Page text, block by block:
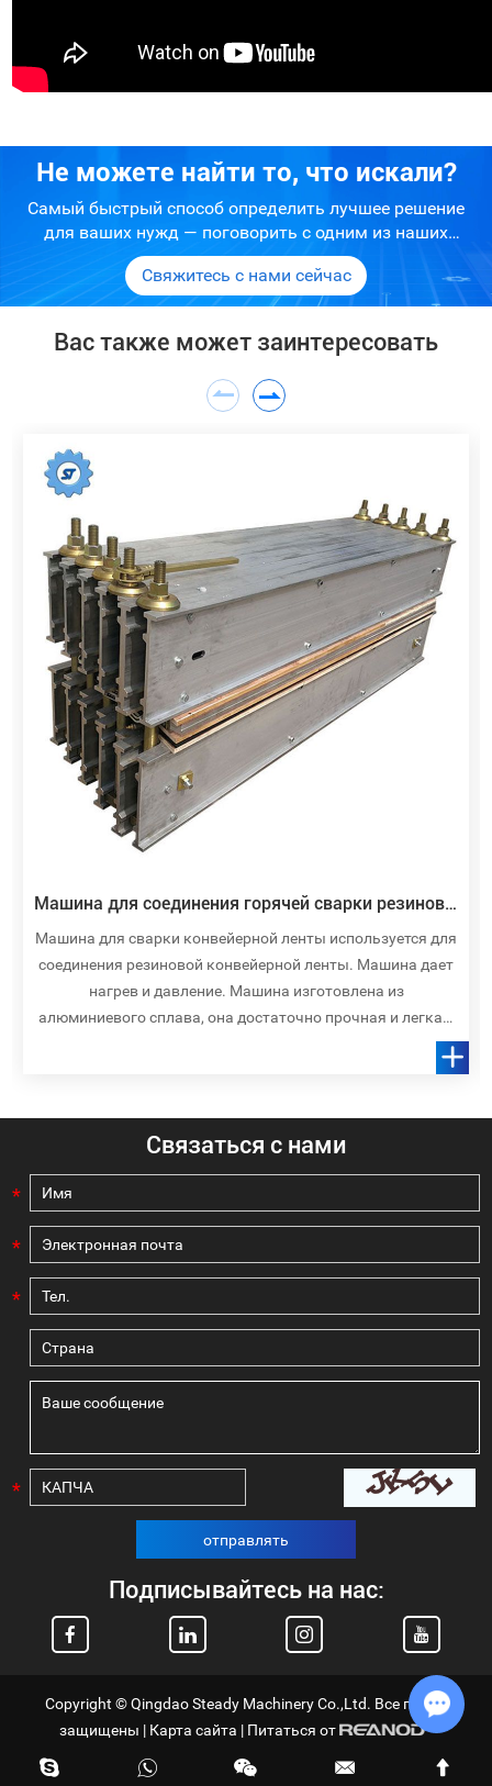
Не можете найти то, что искали?
Самый быстрый способ определить лучшее решение
для ваших нужд — поговорить с одним из наших
экспертов. Мы сможем быстро сузить ваши варианты и
предоставить вам объективный совет о том, что лучше
для вас.
Свяжитесь с нами сейчас
Вас также может заинтересовать
Машина для соединения горячей сварки резиновой конвейерной ленты
Машина для сварки конвейерной ленты используется для
соединения резиновой конвейерной ленты. Машина дает
нагрев и давление. Машина изготовлена ​​из
алюминиевого сплава, она достаточно прочная и легкая,
проста в обслуживании и имеет длительный срок службы
Связаться с нами
*
*
*
*
отправлять
Подписывайтесь на нас:
Copyright © Qingdao Steady Machinery Co.,Ltd. Все права
защищены | Карта сайта | Питаться от